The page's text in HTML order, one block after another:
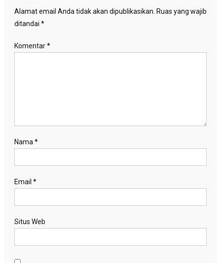
Alamat email Anda tidak akan dipublikasikan. Ruas yang wajib
ditandai *
Komentar*
Nama *
Email *
Situs Web